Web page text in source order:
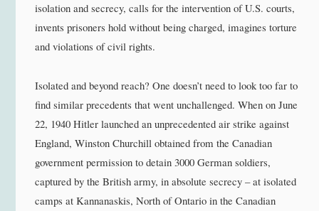
isolation and secrecy, calls for the intervention of U.S. courts,
invents prisoners hold without being charged, imagines torture
and violations of civil rights.
Isolated and beyond reach? One doesn’t need to look too far to
find similar precedents that went unchallenged. When on June
22, 1940 Hitler launched an unprecedented air strike against
England, Winston Churchill obtained from the Canadian
government permission to detain 3000 German soldiers,
captured by the British army, in absolute secrecy – at isolated
camps at Kannanaskis, North of Ontario in the Canadian